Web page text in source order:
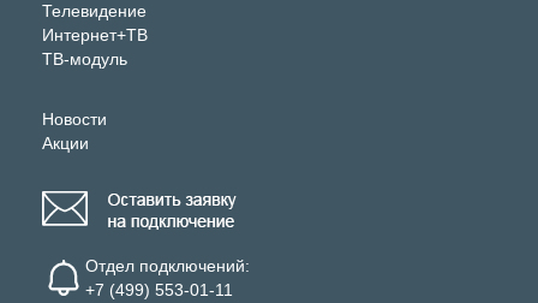
Телевидение
Интернет+ТВ
ТВ-модуль
Новости
Акции
Отдел подключений:
+7 (499) 553-01-11